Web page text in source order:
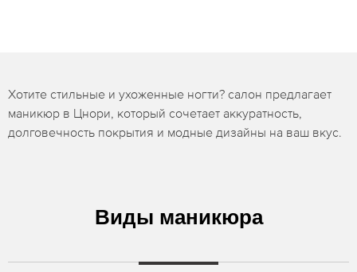
Хотите стильные и ухоженные ногти? салон предлагает
маникюр в Цнори, который сочетает аккуратность,
долговечность покрытия и модные дизайны на ваш вкус.
Виды маникюра